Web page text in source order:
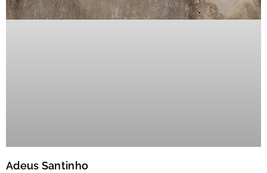
Adeus Santinho